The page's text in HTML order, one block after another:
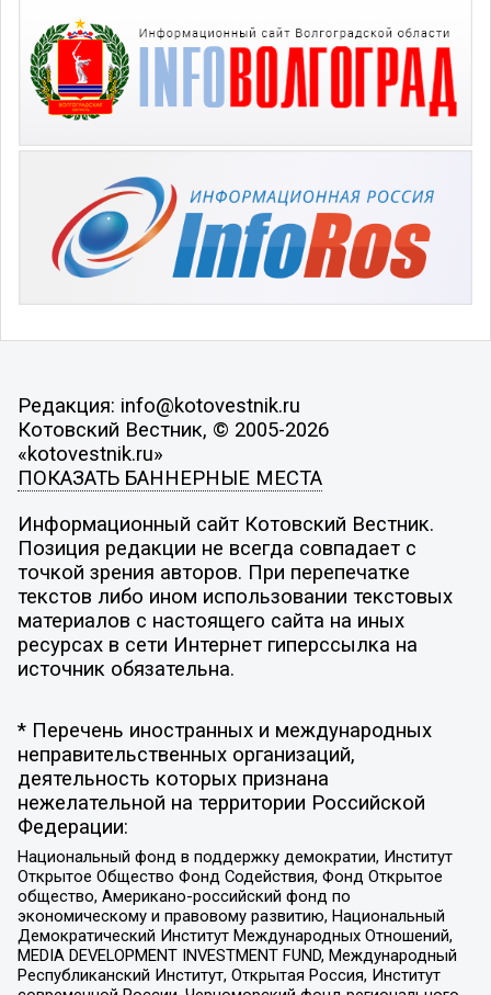
Редакция: info@kotovestnik.ru
Котовский Вестник, © 2005-2026
«kotovestnik.ru»
ПОКАЗАТЬ БАННЕРНЫЕ МЕСТА
Информационный сайт Котовский Вестник.
Позиция редакции не всегда совпадает с
точкой зрения авторов. При перепечатке
текстов либо ином использовании текстовых
материалов с настоящего сайта на иных
ресурсах в сети Интернет гиперссылка на
источник обязательна.
* Перечень иностранных и международных
неправительственных организаций,
деятельность которых признана
нежелательной на территории Российской
Федерации:
Национальный фонд в поддержку демократии, Институт
Открытое Общество Фонд Содействия, Фонд Открытое
общество, Американо-российский фонд по
экономическому и правовому развитию, Национальный
Демократический Институт Международных Отношений,
MEDIA DEVELOPMENT INVESTMENT FUND, Международный
Республиканский Институт, Открытая Россия, Институт